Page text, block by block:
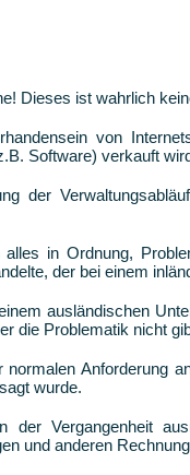
Dieses ist wahrlich
von
Software) verkauft
der
alles in Ordnung,
der bei einem
ausländischen
die Problematik nicht
normalen Anforderung
wurde.
der Vergangenheit
und anderen